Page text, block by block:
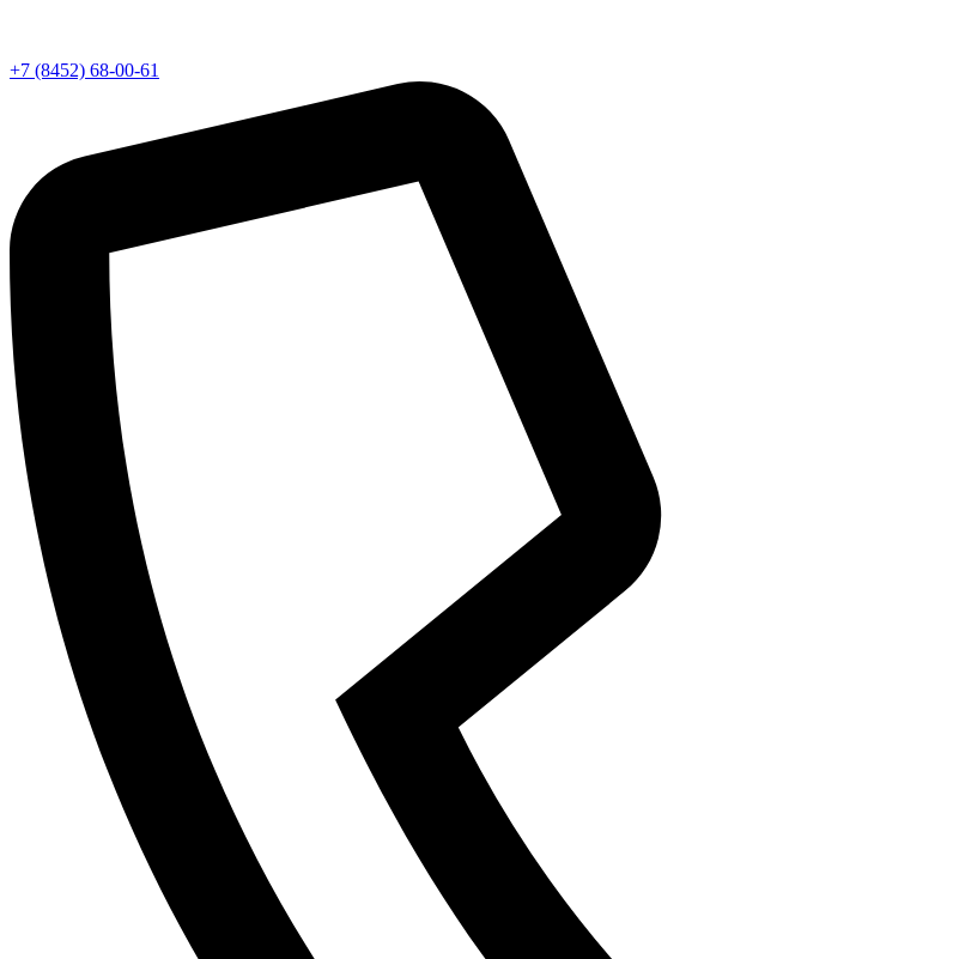
+7 (8452) 68-00-61